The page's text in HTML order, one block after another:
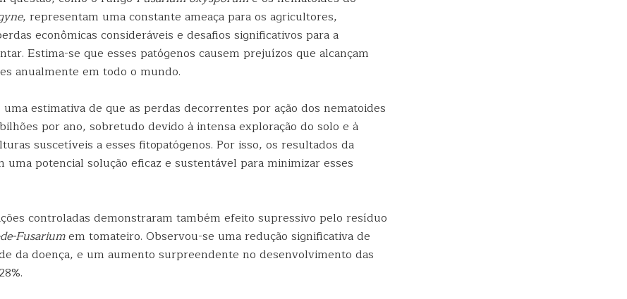
, representam uma constante ameaça para os agricultores,
econômicas consideráveis e desafios significativos para a
Estima-se que esses patógenos causem prejuízos que alcançam
anualmente em todo o mundo.
estimativa de que as perdas decorrentes por ação dos nematoides
por ano, sobretudo devido à intensa exploração do solo e à
suscetíveis a esses fitopatógenos. Por isso, os resultados da
uma potencial solução eficaz e sustentável para minimizar esses
controladas demonstraram também efeito supressivo pelo resíduo
Fusariumem tomateiro. Observou-se uma redução significativa de
da doença, e um aumento surpreendente no desenvolvimento das